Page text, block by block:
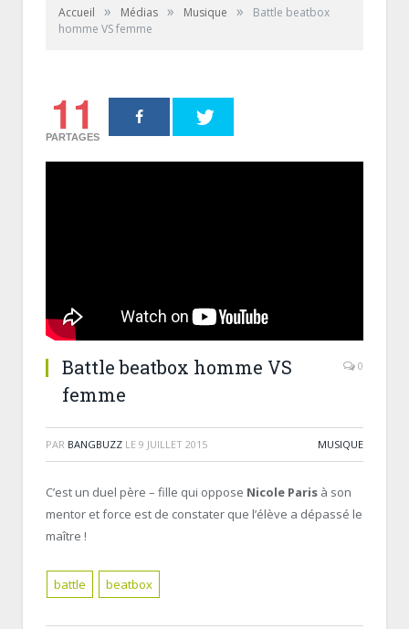
Accueil » Médias » Musique »
Battle beatbox
homme VS femme
11
PARTAGES
Battle beatbox homme VS
femme
0
PAR BANGBUZZ LE 9 JUILLET 2015 MUSIQUE
C’est un duel père – fille qui oppose Nicole Paris à son
mentor et force est de constater que l’élève a dépassé le
maître !
battle beatbox